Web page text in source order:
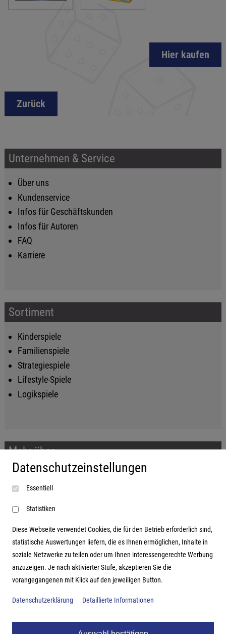
Hier kaufen
Zurück
Unternehmen & Service
Über uns
Kundenservice
Infos für Geschäftskunden
Infos für Autoren
FAQ
Karriere
Sortiment
Kinderspiele
Familienspiele
Strategiespiele
Lifestyle-Spiele
Logikspiele
Mehr über...
Impressum
AGB
Datenschutzerklärung
Adresse
Hutter Trade GmbH + Co KG
Bgm.-Landmann-Platz 1-5
Datenschutzeinstellungen
Essentiell
Statistiken
Diese Webseite verwendet Cookies, die für den Betrieb erforderlich sind,
statistische Auswertungen liefern, die es Ihnen ermöglichen, Inhalte in
soziale Netzwerke zu teilen oder um Ihnen interessengerechte Werbung
anzuzeigen. Je nach aktivierter Stufe, akzeptieren Sie die
vorangegangenen mit Klick auf den jeweiligen Button.
Datenschutzerklärung Detaillierte Informationen